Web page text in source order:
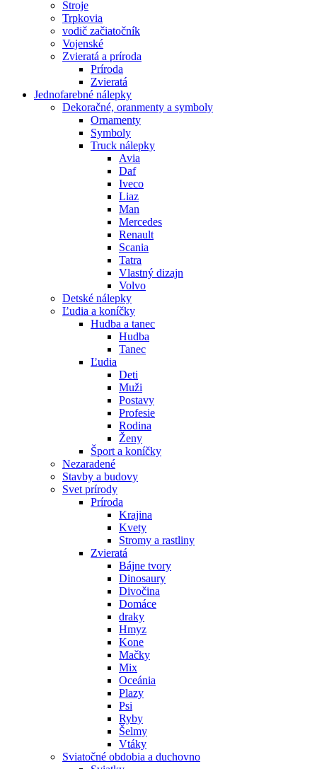
Stroje
Trpkovia
vodič začiatočník
Vojenské
Zvieratá a príroda
Príroda
Zvieratá
Jednofarebné nálepky
Dekoračné, oranmenty a symboly
Ornamenty
Symboly
Truck nálepky
Avia
Daf
Iveco
Liaz
Man
Mercedes
Renault
Scania
Tatra
Vlastný dizajn
Volvo
Detské nálepky
Ľudia a koníčky
Hudba a tanec
Hudba
Tanec
Ľudia
Deti
Muži
Postavy
Profesie
Rodina
Ženy
Šport a koníčky
Nezaradené
Stavby a budovy
Svet prírody
Príroda
Krajina
Kvety
Stromy a rastliny
Zvieratá
Bájne tvory
Dinosaury
Divočina
Domáce
draky
Hmyz
Kone
Mačky
Mix
Oceánia
Plazy
Psi
Ryby
Šelmy
Vtáky
Sviatočné obdobia a duchovno